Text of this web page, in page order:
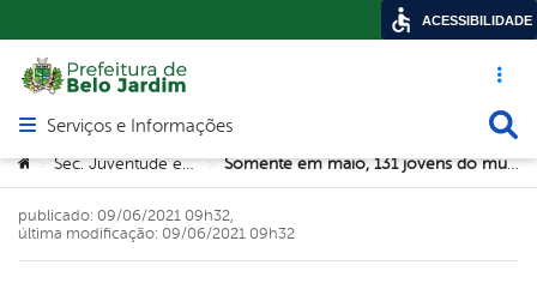
Acesso
Abrir menu principal de navegação
Serviços e Informações
Você está aqui:
> Sec. Juventude e Trabalho > Somente em maio, 131 jovens do município são contemplados com cursos para desenvolvimento profissional e pessoal
publicado: 09/06/2021 09h32,
última modificação: 09/06/2021 09h32
ACESSIBILIDADE